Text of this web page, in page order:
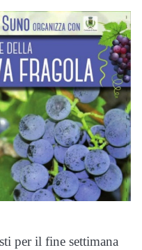
per il fine settimana